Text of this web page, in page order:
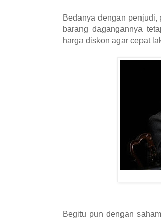
Bedanya dengan penjudi,
barang dagangannya
harga diskon agar cepat
Begitu pun dengan